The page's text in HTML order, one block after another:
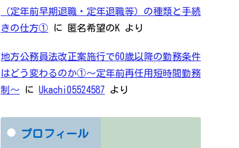
（定年前早期退職・定年退職等）の種類と手続
きの仕方① に 匿名希望のK より
地方公務員法改正案施行で60歳以降の勤務条件
はどう変わるのか①～定年前再任用短時間勤務
制～ に Ukachi05524587 より
プロフィール